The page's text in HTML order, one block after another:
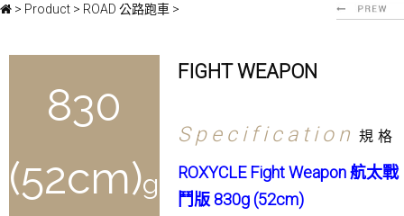
> Product > ROAD 公路跑車 >
830
(52cm)g
FIGHT WEAPON
Specification 規格
ROXYCLE Fight Weapon 航太戰
鬥版 830g (52cm)